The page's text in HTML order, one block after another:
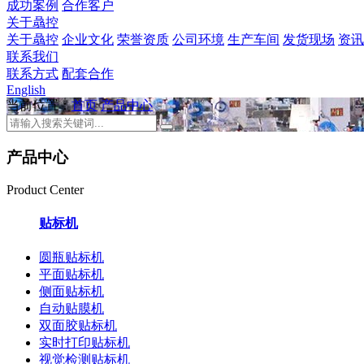
成功案例 合作客户
关于骉控
关于骉控 企业文化 荣誉资质 公司环境 生产车间 发货现场 资
联系我们
联系方式 配套合作
English
当前位置：首页 产品中心
产品中心
Product Center
贴标机
圆瓶贴标机
平面贴标机
侧面贴标机
自动贴膜机
双面胶贴标机
实时打印贴标机
视觉检测贴标机